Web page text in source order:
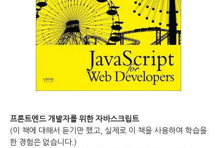
프론트엔드 개발자를 위한 자바스크립트
(이 책에 대해서 듣기만 했고, 실제로 이 책을 사용하여 학습을
한 경험은 없습니다.)